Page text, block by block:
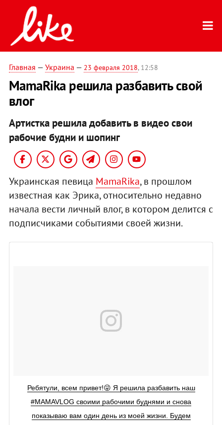
Главная — Украина — 23 февраля 2018, 12:58
MamaRika решила разбавить свой
влог
Артистка решила добавить в видео свои
рабочие будни и шопинг
Украинская певица MamaRika, в прошлом
известная как Эрика, относительно недавно
начала вести личный влог, в котором делится с
подписчиками событиями своей жизни.
Ребятули, всем привет!😜 Я решила разбавить наш
#MAMAVLOG своими рабочими буднями и снова
показываю вам один день из моей жизни. Будем